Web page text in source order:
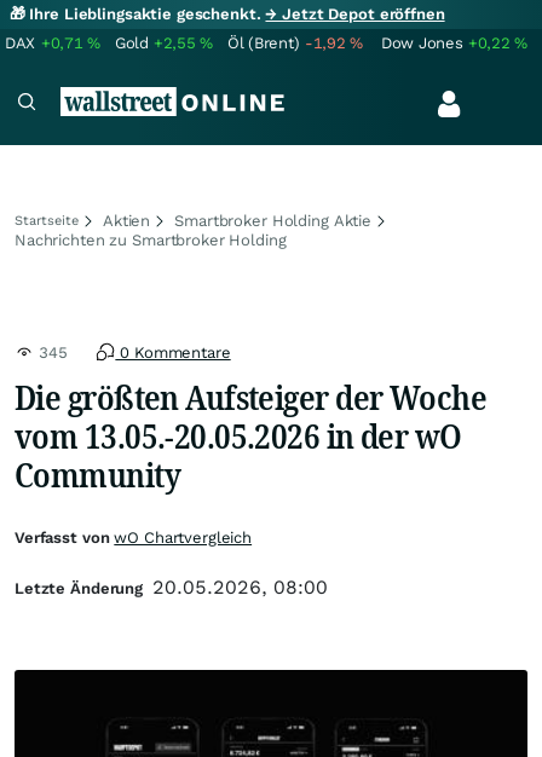
🎁 Ihre Lieblingsaktie geschenkt.→ Jetzt Depot eröffnen
DAX +0,71% Gold +2,55% Öl (Brent) -1,92% Dow Jones +0,22%
Startseite Aktien
Smartbroker Holding Aktie
Nachrichten zu Smartbroker Holding
345 0 Kommentare
Die größten Aufsteiger der Woche
vom 13.05.-20.05.2026 in der wO
Community
Verfasst vonwO Chartvergleich
Letzte Änderung 20.05.2026, 08:00